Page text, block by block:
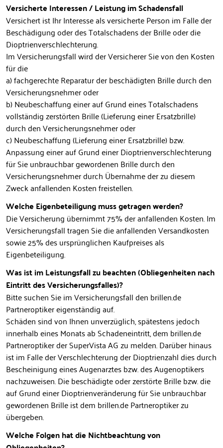
Versicherte Interessen / Leistung im Schadensfall
Versichert ist Ihr Interesse als versicherte Person im Falle der
Beschädigung oder des Totalschadens der Brille oder die
Dioptrienverschlechterung.
Im Versicherungsfall wird der Versicherer Sie von den Kosten
für die
a) fachgerechte Reparatur der beschädigten Brille durch den
Versicherungsnehmer oder
b) Neubeschaffung einer auf Grund eines Totalschadens
vollständig zerstörten Brille (Lieferung einer Ersatzbrille)
durch den Versicherungsnehmer oder
c) Neubeschaffung (Lieferung einer Ersatzbrille) bzw.
Anpassung einer auf Grund einer Dioptrienverschlechterung
für Sie unbrauchbar gewordenen Brille durch den
Versicherungsnehmer durch Übernahme der zu diesem
Zweck anfallenden Kosten freistellen.
Welche Eigenbeteiligung muss getragen werden?
Die Versicherung übernimmt 75% der anfallenden Kosten. Im
Versicherungsfall tragen Sie die anfallenden Versandkosten
sowie 25% des ursprünglichen Kaufpreises als
Eigenbeteiligung.
Was ist im Leistungsfall zu beachten (Obliegenheiten nach
Eintritt des Versicherungsfalles)?
Bitte suchen Sie im Versicherungsfall den brillen.de
Partneroptiker eigenständig auf.
Schäden sind von Ihnen unverzüglich, spätestens jedoch
innerhalb eines Monats ab Schadeneintritt, dem brillen.de
Partneroptiker der SuperVista AG zu melden. Darüber hinaus
ist im Falle der Verschlechterung der Dioptrienzahl dies durch
Bescheinigung eines Augenarztes bzw. des Augenoptikers
nachzuweisen. Die beschädigte oder zerstörte Brille bzw. die
auf Grund einer Dioptrienveränderung für Sie unbrauchbar
gewordenen Brille ist dem brillen.de Partneroptiker zu
übergeben.
Welche Folgen hat die Nichtbeachtung von